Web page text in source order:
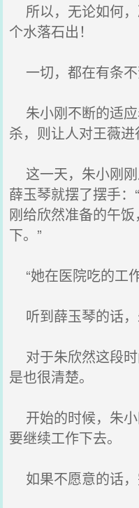
所以，无论如何
个水落石出！
一切，都在有条不
朱小刚不断的适
杀，则让人对王薇进
这一天，朱小刚
薛玉琴就摆了摆手
刚给欣然准备的午
下。”
“她在医院吃的工
听到薛玉琴的话，
对于朱欣然这段
是也很清楚。
开始的时候，朱
要继续工作下去。
如果不愿意的话，